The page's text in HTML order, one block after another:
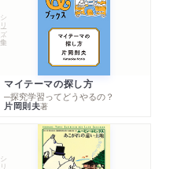
シリーズ・全集
マイテーマの探し方
─探究学習ってどうやるの？
片岡則夫著
シリーズ・全集